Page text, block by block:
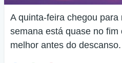
A quinta-feira chegou
semana está quase no
melhor antes do